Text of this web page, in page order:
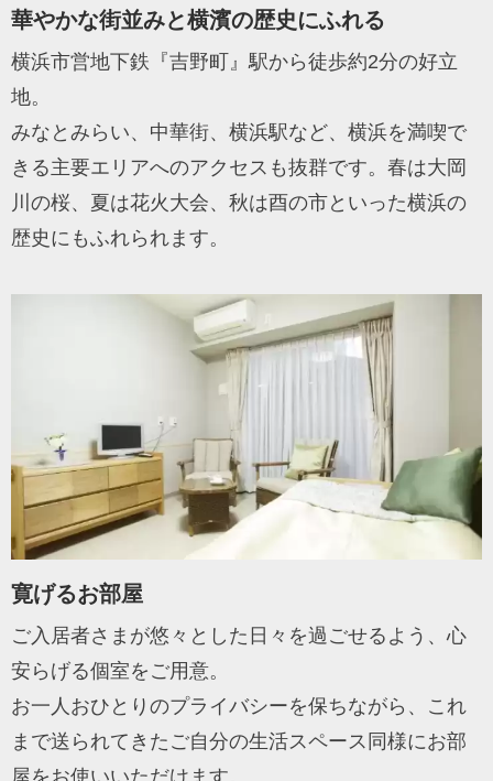
華やかな街並みと横濱の歴史にふれる
横浜市営地下鉄『吉野町』駅から徒歩約2分の好立
地。
みなとみらい、中華街、横浜駅など、横浜を満喫で
きる主要エリアへのアクセスも抜群です。春は大岡
川の桜、夏は花火大会、秋は酉の市といった横浜の
歴史にもふれられます。
寛げるお部屋
ご入居者さまが悠々とした日々を過ごせるよう、心
安らげる個室をご用意。
お一人おひとりのプライバシーを保ちながら、これ
まで送られてきたご自分の生活スペース同様にお部